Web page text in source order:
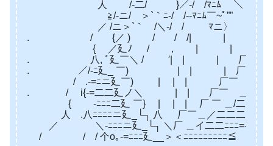
人 /‐二/ }／-/ /ﾏﾆﾑ ＼ ヽ ∨|/
≧/‐ニ/ ＞`｀ﾆ-/ /-‐ﾏﾆﾑ￣~ﾟ””
／ /ニ＞`｀ /＼-/ / ﾏニ〉 厂)
. / {／ ) / / /| | 厂￣ ﾉ‐_ ∨
{ ／廴ﾉ / , | | 厂￣ ﾉﾆﾆ
. 八, ﾞ廴￣＼ / ′| | | 厂￣_ノ二
. ／/‐ﾆ廴_ ￣) | | | 厂 _イ二
/ .‐=ﾆニ廴￣) | | | 厂￣ ノﾆﾆﾆ
. / i{‐=二二廴ノ＼ | | 厂￣ ＿}ﾆﾆﾆ
{ ‐ﾆﾆﾆ二廴 ￣} | | | 厂 ￣ ＿/二ニﾆﾆﾆ
人 .八ﾆﾆﾆﾆニ廴_└┐ 八 厂￣＿／二二二ニ
／ ＼‐ﾆﾆﾆニ廴_└┐ ＼厂 ＿イ二二ﾆﾆﾆ=‐イ.
/ / / 个o｡‐=ﾆﾆﾆ廴__＞＜ﾆﾆﾆﾆﾆﾆﾆﾆﾆ≦